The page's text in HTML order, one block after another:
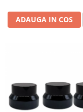
ADAUGA IN COS